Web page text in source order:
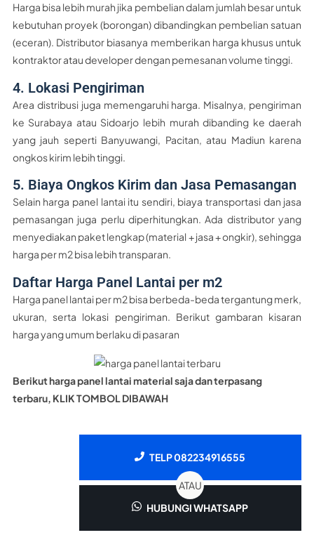
Harga bisa lebih murah jika pembelian dalam jumlah besar untuk
kebutuhan proyek (borongan) dibandingkan pembelian satuan
(eceran). Distributor biasanya memberikan harga khusus untuk
kontraktor atau developer dengan pemesanan volume tinggi.
4. Lokasi Pengiriman
Area distribusi juga memengaruhi harga. Misalnya, pengiriman
ke Surabaya atau Sidoarjo lebih murah dibanding ke daerah
yang jauh seperti Banyuwangi, Pacitan, atau Madiun karena
ongkos kirim lebih tinggi.
5. Biaya Ongkos Kirim dan Jasa Pemasangan
Selain harga panel lantai itu sendiri, biaya transportasi dan jasa
pemasangan juga perlu diperhitungkan. Ada distributor yang
menyediakan paket lengkap (material + jasa + ongkir), sehingga
harga per m2 bisa lebih transparan.
Daftar Harga Panel Lantai per m2
Harga panel lantai per m2 bisa berbeda-beda tergantung merk,
ukuran, serta lokasi pengiriman. Berikut gambaran kisaran
harga yang umum berlaku di pasaran
Berikut harga panel lantai material saja dan terpasang
terbaru, KLIK TOMBOL DIBAWAH
TELP 082234916555
ATAU
HUBUNGI WHATSAPP